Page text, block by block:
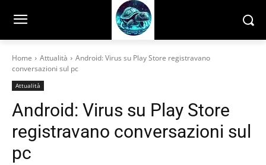
Home Attualità
Android: Virus su Play Store registravano
conversazioni sul pc
Attualità
Android: Virus su Play Store
registravano conversazioni sul
pc